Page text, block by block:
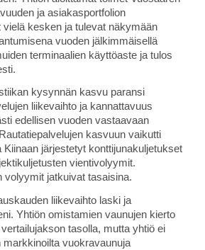
ja asiakasportfolion
kesken ja tulevat näkymään
vuoden jälkimmäisellä
terminaalien käyttöaste ja tulos
kysynnän kasvu paransi
liikevaihto ja kannattavuus
edellisen vuoden vastaavaan
kasvuun vaikutti
järjestetyt konttijunakuljetukset
vientivolyymit.
volyymit jatkuivat tasaisina.
liikevaihto laski ja
Yhtiön omistamien vaunujen kierto
tasolla, mutta yhtiö ei
markkinoilta vuokravaunuja